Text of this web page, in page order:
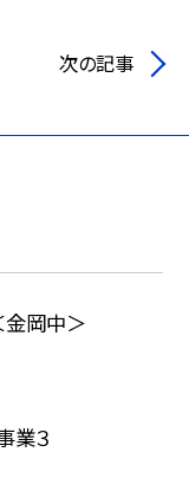
次の記事
岡中＞
業３